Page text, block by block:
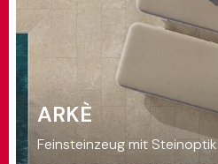
ARKÈ
Feinsteinzeug mit Steinoptik